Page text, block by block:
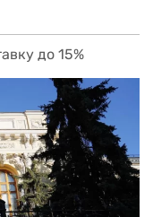
до 15%